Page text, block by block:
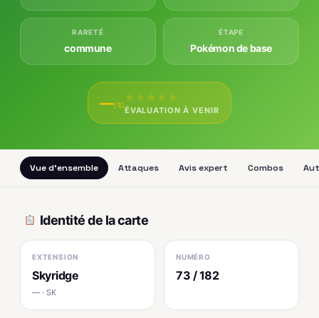
RARETÉ
commune
ÉTAPE
Pokémon de base
—/10
★ ★ ★ ★ ★
ÉVALUATION À VENIR
Vue d'ensemble Attaques Avis expert Combos
Identité de la carte
EXTENSION
Skyridge
— · SK
NUMÉRO
73 / 182